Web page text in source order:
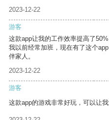
2023-12-22
游客
这款app让我的工作效率提高了
我以前经常加班，现在有了这个
伴家人。
2023-12-22
游客
这款app的游戏非常好玩，可以让我